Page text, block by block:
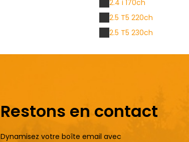
2.4 i 170ch
2.5 T5 220ch
2.5 T5 230ch
Restons en contact
Dynamisez votre boîte email avec